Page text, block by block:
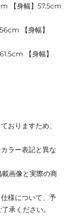
【身幅】57.5cm
【身幅】
【身幅】
おりますため、
ラー表記と異な
画像と実際の商
様について、予
承ください。